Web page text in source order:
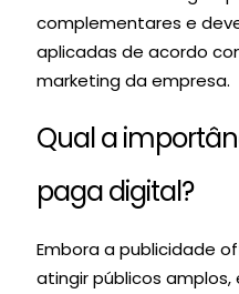
complementares e
aplicadas de acordo
marketing da empresa.
Qual a
paga digital?
Embora a publicidade
atingir públicos